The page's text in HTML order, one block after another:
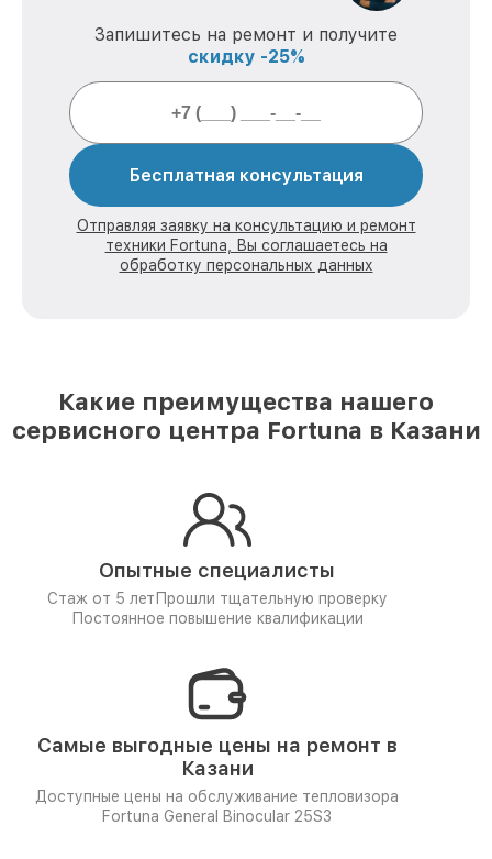
Запишитесь на ремонт и получите
скидку -25%
Бесплатная консультация
Отправляя заявку на консультацию и ремонт
техники Fortuna, Вы соглашаетесь на
обработку персональных данных
Какие преимущества нашего
сервисного центра Fortuna в Казани
Опытные специалисты
Стаж от 5 лет Прошли тщательную проверку
Постоянное повышение квалификации
Самые выгодные цены на ремонт в
Казани
Доступные цены на обслуживание тепловизора
Fortuna General Binocular 25S3